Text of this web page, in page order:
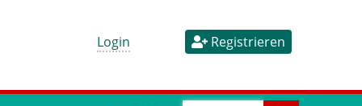
Login Registrieren